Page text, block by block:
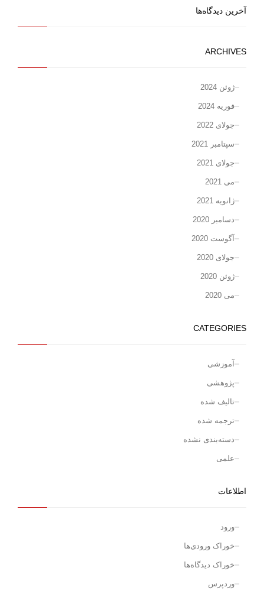
آخرین دیدگاه‌ها
ARCHIVES
ژوئن 2024
فوریه 2024
جولای 2022
سپتامبر 2021
جولای 2021
می 2021
ژانویه 2021
دسامبر 2020
آگوست 2020
جولای 2020
ژوئن 2020
می 2020
CATEGORIES
آموزشی
پژوهشی
تالیف شده
ترجمه شده
دسته‌بندی نشده
علمی
اطلاعات
ورود
خوراک ورودی‌ها
خوراک دیدگاه‌ها
وردپرس